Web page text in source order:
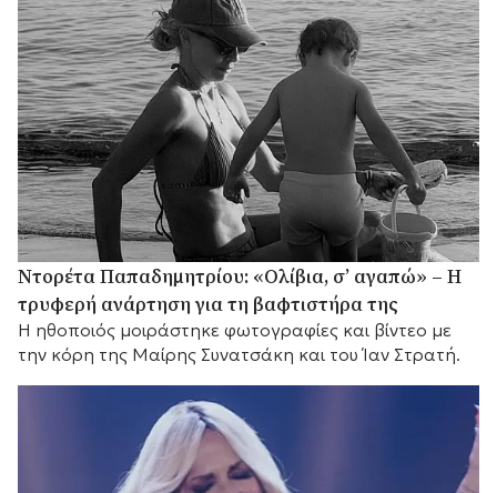
Ντορέτα Παπαδημητρίου: «Ολίβια, σ’ αγαπώ» – Η
τρυφερή ανάρτηση για τη βαφτιστήρα της
Η ηθοποιός μοιράστηκε φωτογραφίες και βίντεο με
την κόρη της Μαίρης Συνατσάκη και του Ίαν Στρατή.